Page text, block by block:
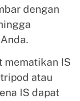
dengan
mematikan IS
atau
IS dapat